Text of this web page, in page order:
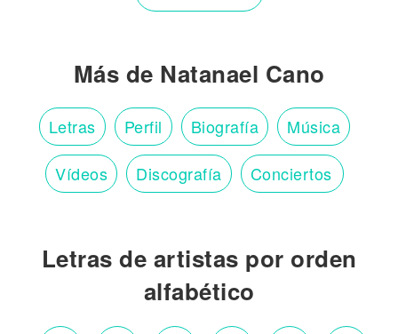
Más de Natanael Cano
Letras Perfil Biografía Música
Vídeos Discografía Conciertos
Letras de artistas por orden
alfabético